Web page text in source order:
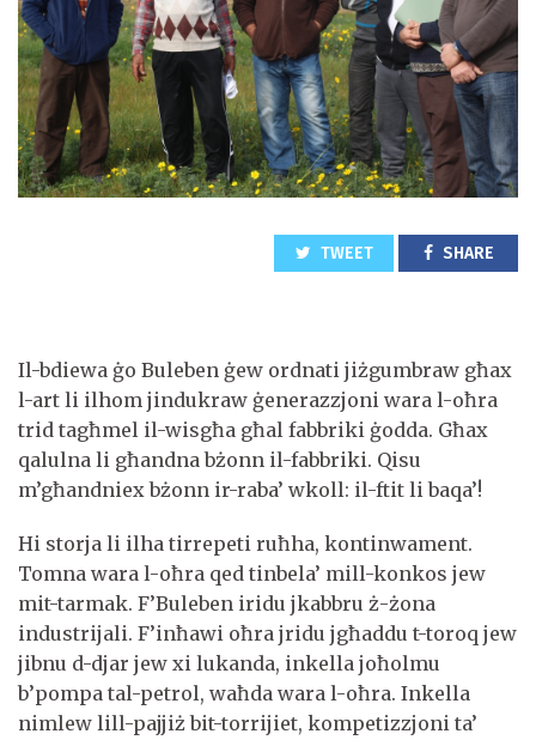
TWEET SHARE
Il-bdiewa ġo Buleben ġew ordnati jiżgumbraw għax
l-art li ilhom jindukraw ġenerazzjoni wara l-oħra
trid tagħmel il-wisgħa għal fabbriki ġodda. Għax
qalulna li għandna bżonn il-fabbriki. Qisu
m’għandniex bżonn ir-raba’ wkoll: il-ftit li baqa’!
Hi storja li ilha tirrepeti ruħha, kontinwament.
Tomna wara l-oħra qed tinbela’ mill-konkos jew
mit-tarmak. F’Buleben iridu jkabbru ż-żona
industrijali. F’inħawi oħra jridu jgħaddu t-toroq jew
jibnu d-djar jew xi lukanda, inkella joħolmu
b’pompa tal-petrol, waħda wara l-oħra. Inkella
nimlew lill-pajjiż bit-torrijiet, kompetizzjoni ta’